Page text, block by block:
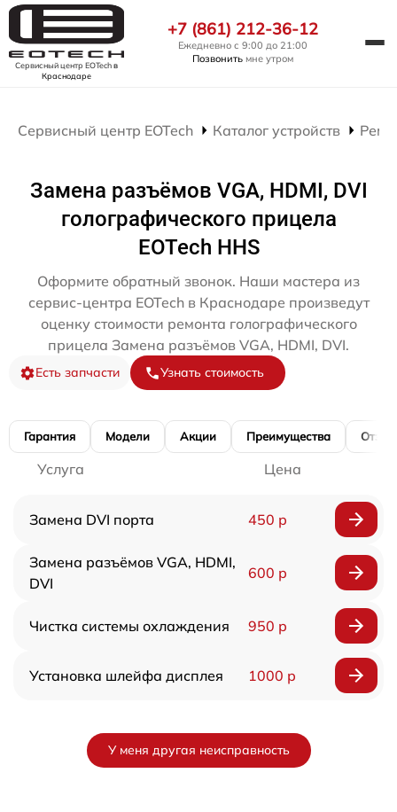
Сервисный центр EOTechв
Краснодаре
+7 (861) 212-36-12
Ежедневно с 9:00 до 21:00
Позвонить мне утром
Сервисный центр EOTech Каталог устройств
Замена разъёмов VGA, HDMI, DVI
голографического прицела
EOTech HHS
Оформите обратный звонок. Наши мастера из
сервис-центра EOTech в Краснодаре произведут
оценку стоимости ремонта голографического
прицела Замена разъёмов VGA, HDMI, DVI.
Есть запчасти Узнать стоимость
Гарантия Модели Акции Преимущества
Услуга Цена
Замена DVI порта 450 р
Замена разъёмов VGA, HDMI,
DVI
600 р
Чистка системы охлаждения 950 р
Установка шлейфа дисплея 1000 р
У меня другая неисправность